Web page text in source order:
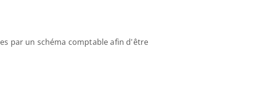
par un schéma comptable afin d'être